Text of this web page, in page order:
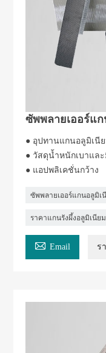
ซัพพลายเออร์แ
● อุปทานแกนอลูมิเนีย
● วัสดุน้ำหนักเบาแล
● แอปพลิเคชั่นกว้าง
ซัพพลายเออร์แกนอลูมิเ
ราคาแกนรังผึ้งอลูมิเนียม
 Email ร